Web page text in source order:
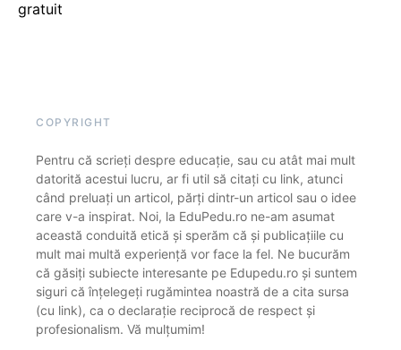
gratuit
COPYRIGHT
Pentru că scrieți despre educație, sau cu atât mai mult
datorită acestui lucru, ar fi util să citați cu link, atunci
când preluați un articol, părți dintr-un articol sau o idee
care v-a inspirat. Noi, la EduPedu.ro ne-am asumat
această conduită etică și sperăm că și publicațiile cu
mult mai multă experiență vor face la fel. Ne bucurăm
că găsiți subiecte interesante pe Edupedu.ro și suntem
siguri că înțelegeți rugămintea noastră de a cita sursa
(cu link), ca o declarație reciprocă de respect și
profesionalism. Vă mulțumim!